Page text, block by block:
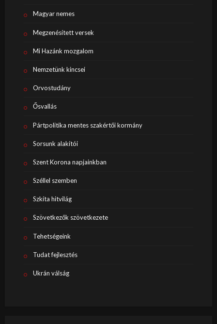
Magyar nemes
Megzenésített versek
Mi Hazánk mozgalom
Nemzetünk kincsei
Orvostudány
Ősvallás
Pártpolitika mentes szakértői kormány
Sorsunk alakítói
Szent Korona napjainkban
Széllel szemben
Szkíta hitvilág
Szövetkezők szövetkezete
Tehetségeink
Tudat fejlesztés
Ukrán válság